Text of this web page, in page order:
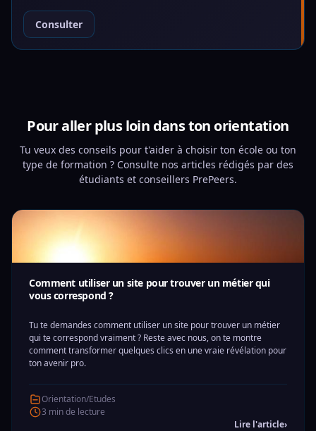
Consulter
Pour aller plus loin dans ton orientation
Tu veux des conseils pour t'aider à choisir ton école ou ton
type de formation ? Consulte nos articles rédigés par des
étudiants et conseillers PrePeers.
Comment utiliser un site pour trouver un métier qui
vous correspond ?
Tu te demandes comment utiliser un site pour trouver un métier
qui te correspond vraiment ? Reste avec nous, on te montre
comment transformer quelques clics en une vraie révélation pour
ton avenir pro.
Orientation/Etudes
3 min de lecture
Lire l'article›